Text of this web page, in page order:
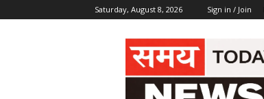
Saturday, August 8, 2026 Sign in / Join